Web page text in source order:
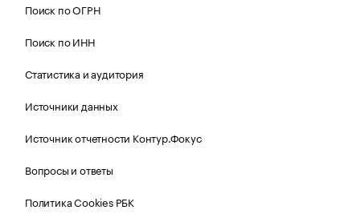
Поиск по ОГРН
Поиск по ИНН
Статистика и аудитория
Источники данных
Источник отчетности Контур.Фокус
Вопросы и ответы
Политика Cookies РБК